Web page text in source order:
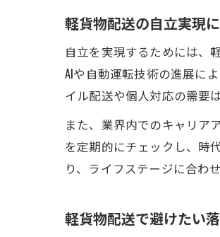
軽貨物配送の自立実現
自立を実現するためには、
AIや自動運転技術の進展に
イル配送や個人対応の需要
また、業界内でのキャリア
を定期的にチェックし、時
り、ライフステージに合わ
軽貨物配送で避けたい